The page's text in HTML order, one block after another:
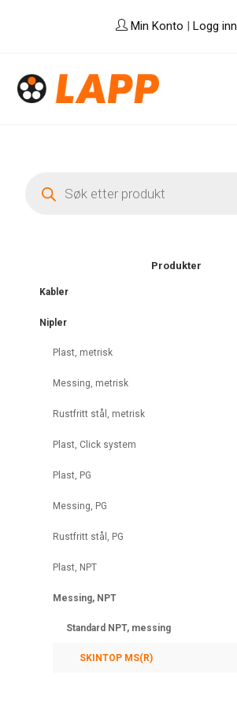
Min Konto | Logg inn
search
Produkter
Kabler
Nipler
Plast, metrisk
Messing, metrisk
Rustfritt stål, metrisk
Plast, Click system
Plast, PG
Messing, PG
Rustfritt stål, PG
Plast, NPT
Messing, NPT
Standard NPT, messing
SKINTOP MS(R)